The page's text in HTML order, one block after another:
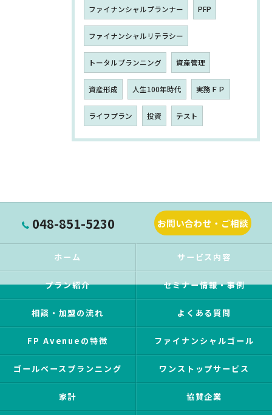
ファイナンシャルプランナー PFP
ファイナンシャルリテラシー
トータルプランニング 資産管理
資産形成 人生100年時代 実務ＦＰ
ライフプラン 投資 テスト
048-851-5230 お問い合わせ・ご相談
ホーム サービス内容
プラン紹介 セミナー情報・事例
相談・加盟の流れ よくある質問
FP Avenueの特徴 ファイナンシャルゴール
ゴールベースプランニング ワンストップサービス
家計 協賛企業